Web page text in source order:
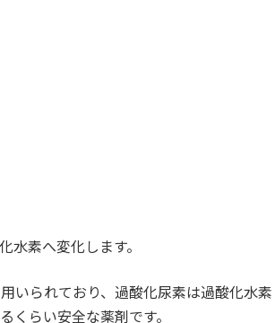
水素へ変化します。
いられており、過酸化尿素は過酸化水素
くらい安全な薬剤です。